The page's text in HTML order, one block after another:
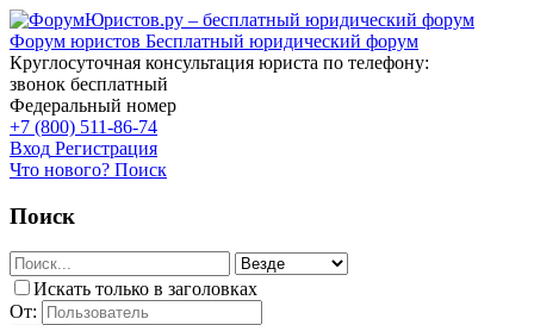
Форум юристов Бесплатный юридический форум
Круглосуточная консультация юриста по телефону:
звонок бесплатный
Федеральный номер
+7 (800) 511-86-74
Вход Регистрация
Что нового? Поиск
Поиск
Искать только в заголовках
От: